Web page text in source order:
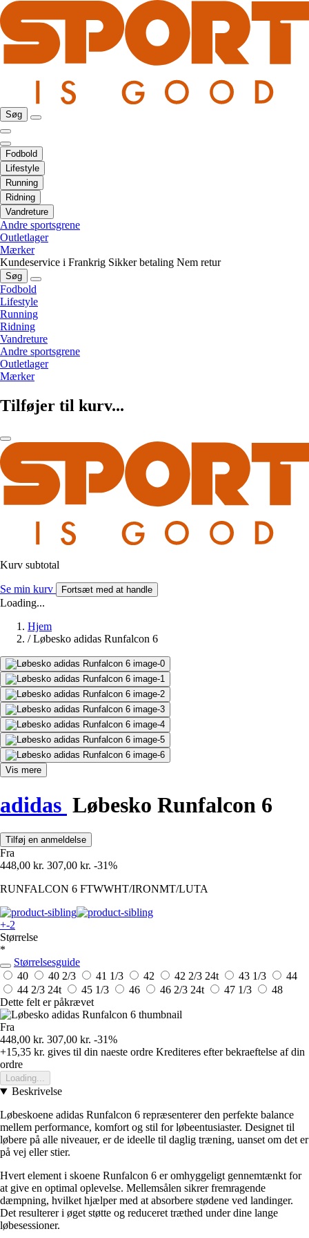
Søg
Fodbold
Lifestyle
Running
Ridning
Vandreture
Andre sportsgrene
Outletlager
Mærker
Kundeservice i Frankrig Sikker betaling Nem retur
Søg
Fodbold
Lifestyle
Running
Ridning
Vandreture
Andre sportsgrene
Outletlager
Mærker
Tilføjer til kurv...
Kurv subtotal
Se min kurv Fortsæt med at handle
Loading...
Hjem
/ Løbesko adidas Runfalcon 6
Vis mere
adidas Løbesko Runfalcon 6
Tilføj en anmeldelse
Fra
448,00 kr. 307,00 kr. -31%
RUNFALCON 6 FTWWHT/IRONMT/LUTA
+-2
Størrelse
*
Størrelsesguide
40
40 2/3 41 1/3 42 42 2/3 24t 43 1/3
44
44 2/3 24t 45 1/3 46 46 2/3 24t 47 1/3
48
Dette felt er påkrævet
Fra
448,00 kr. 307,00 kr. -31%
+15,35 kr. gives til din naeste ordre Krediteres efter bekraeftelse af din
ordre
Loading...
Beskrivelse
Løbeskoene adidas Runfalcon 6 repræsenterer den perfekte balance
mellem performance, komfort og stil for løbeentusiaster. Designet til
løbere på alle niveauer, er de ideelle til daglig træning, uanset om det er
på vej eller stier.
Hvert element i skoene Runfalcon 6 er omhyggeligt gennemtænkt for
at give en optimal oplevelse. Mellemsålen sikrer fremragende
dæmpning, hvilket hjælper med at absorbere stødene ved landinger.
Det resulterer i øget støtte og reduceret træthed under dine lange
løbesessioner.